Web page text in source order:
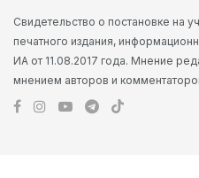
Свидетельство о постановке на
печатного издания,
ИА от 11.08.2017 года. Мнение
мнением авторов и